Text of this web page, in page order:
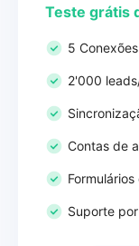
Teste grátis
5 Conexões
2'000
Contas de
Suporte